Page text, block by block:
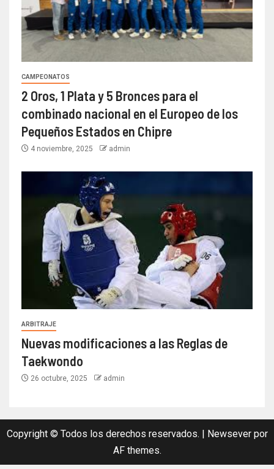
CAMPEONATOS
2 Oros, 1 Plata y 5 Bronces para el
combinado nacional en el Europeo de los
Pequeños Estados en Chipre
4 noviembre, 2025 admin
ARBITRAJE
Nuevas modificaciones a las Reglas de
Taekwondo
26 octubre, 2025 admin
Copyright © Todos los derechos reservados. | Newseverpor
AF themes.